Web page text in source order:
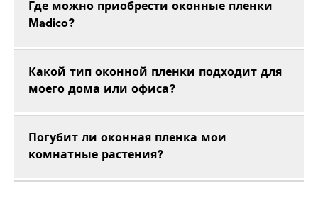
Где можно приобрести оконные пленки
Madico?
Какой тип оконной пленки подходит для
моего дома или офиса?
Погубит ли оконная пленка мои
комнатные растения?